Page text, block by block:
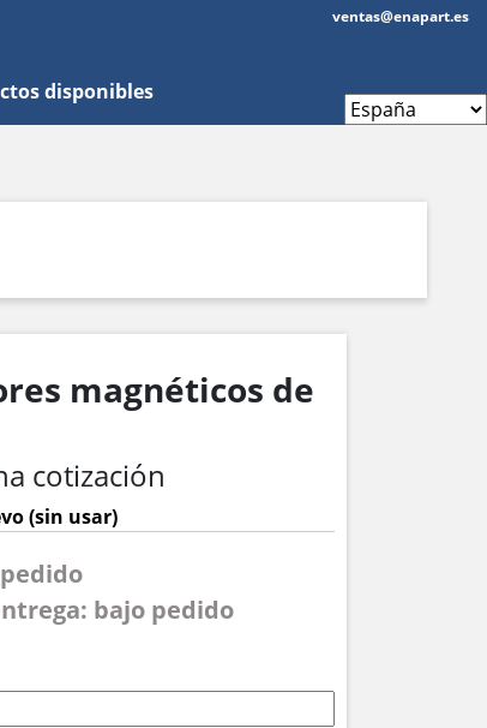
disponibles
ventas@enapart.es
magnéticos de
cotización
(sin usar)
bajo pedido